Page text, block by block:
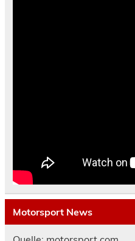
Motorsport News
Quelle: motorsport.com